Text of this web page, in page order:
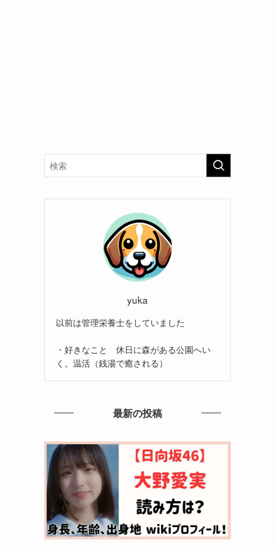
yuka
以前は管理栄養士をしていました
・好きなこと 休日に森がある公園へい
く。温活（銭湯で癒される）
最新の投稿